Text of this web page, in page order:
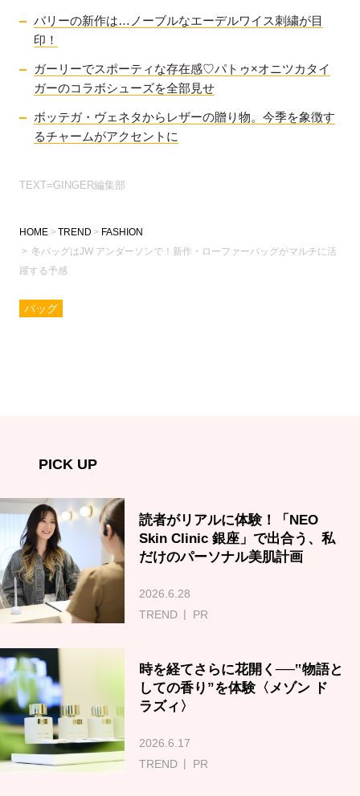
バリーの新作は…ノーブルなエーデルワイス刺繍が目
印！
ガーリーでスポーティな存在感♡パトゥ×オニツカタイ
ガーのコラボシューズを全部見せ
ボッテガ・ヴェネタからレザーの贈り物。今季を象徴す
るチャームがアクセントに
TEXT=GINGER編集部
HOME TREND
FASHION
冬バッグはJW アンダーソンで！新作・ローファーバッグがマルチに活
躍する予感
バッグ
PICK UP
読者がリアルに体験！「NEO
Skin Clinic 銀座」で出合う、私
だけのパーソナル美肌計画
2026.6.28
TREND
PR
時を経てさらに花開く──‟物語と
しての香り”を体験〈メゾン ド
ラズィ〉
2026.6.17
TREND
PR